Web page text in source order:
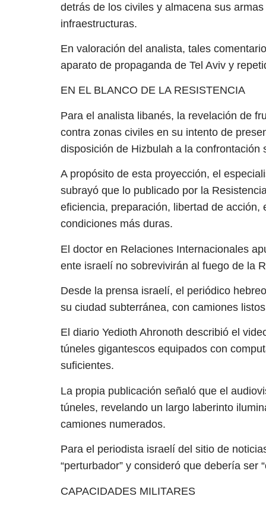
detrás de los civiles y almacena sus
infraestructuras.
En valoración del analista, tales
aparato de propaganda de Tel Aviv y
EN EL BLANCO DE LA RESISTENCIA
Para el analista libanés, la revelación de
contra zonas civiles en su intento de
disposición de Hizbulah a la
A propósito de esta proyección, el
subrayó que lo publicado por la
eficiencia, preparación, libertad de
condiciones más duras.
El doctor en Relaciones Internacionales
ente israelí no sobrevivirán al fuego de la
Desde la prensa israelí, el periódico
su ciudad subterránea, con camiones
El diario Yedioth Ahronoth describió el
túneles gigantescos equipados con
suficientes.
La propia publicación señaló que el
túneles, revelando un largo laberinto
camiones numerados.
Para el periodista israelí del sitio de
“perturbador” y consideró que debería ser
CAPACIDADES MILITARES